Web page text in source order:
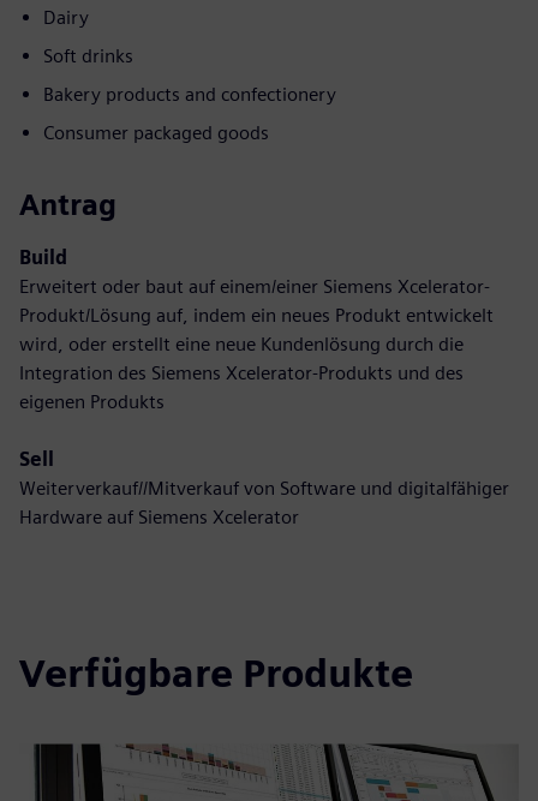
Dairy
Soft drinks
Bakery products and confectionery
Consumer packaged goods
Antrag
Build
Erweitert oder baut auf einem/einer Siemens Xcelerator-
Produkt/Lösung auf, indem ein neues Produkt entwickelt
wird, oder erstellt eine neue Kundenlösung durch die
Integration des Siemens Xcelerator-Produkts und des
eigenen Produkts
Sell
Weiterverkauf//Mitverkauf von Software und digitalfähiger
Hardware auf Siemens Xcelerator
Verfügbare Produkte